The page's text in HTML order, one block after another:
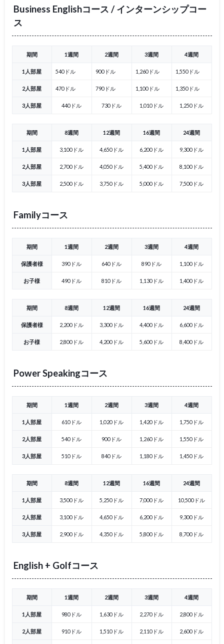
Business Englishコース / インターンシップコー
ス
期間 1週間 2週間 3週間 4週間
1人部屋 540ドル 900ドル 1,260ドル 1,550ドル
2人部屋 470ドル 790ドル 1,100ドル 1,350ドル
3人部屋 440ドル 730ドル 1,010ドル 1,250ドル
期間 8週間 12週間 16週間 24週間
1人部屋 3,100ドル 4,650ドル 6,200ドル 9,300ドル
2人部屋 2,700ドル 4,050ドル 5,400ドル 8,100ドル
3人部屋 2,500ドル 3,750ドル 5,000ドル 7,500ドル
Familyコース
期間 1週間 2週間 3週間 4週間
保護者様 390ドル 640ドル 890ドル 1,100ドル
お子様 490ドル 810ドル 1,130ドル 1,400ドル
期間 8週間 12週間 16週間 24週間
保護者様 2,200ドル 3,300ドル 4,400ドル 6,600ドル
お子様 2,800ドル 4,200ドル 5,600ドル 8,400ドル
Power Speakingコース
期間 1週間 2週間 3週間 4週間
1人部屋 610ドル 1,020ドル 1,420ドル 1,750ドル
2人部屋 540ドル 900ドル 1,260ドル 1,550ドル
3人部屋 510ドル 840ドル 1,180ドル 1,450ドル
期間 8週間 12週間 16週間 24週間
1人部屋 3,500ドル 5,250ドル 7,000ドル 10,500ドル
2人部屋 3,100ドル 4,650ドル 6,200ドル 9,300ドル
3人部屋 2,900ドル 4,350ドル 5,800ドル 8,700ドル
English + Golfコース
期間 1週間 2週間 3週間 4週間
1人部屋 980ドル 1,630ドル 2,270ドル 2,800ドル
2人部屋 910ドル 1,510ドル 2,110ドル 2,600ドル